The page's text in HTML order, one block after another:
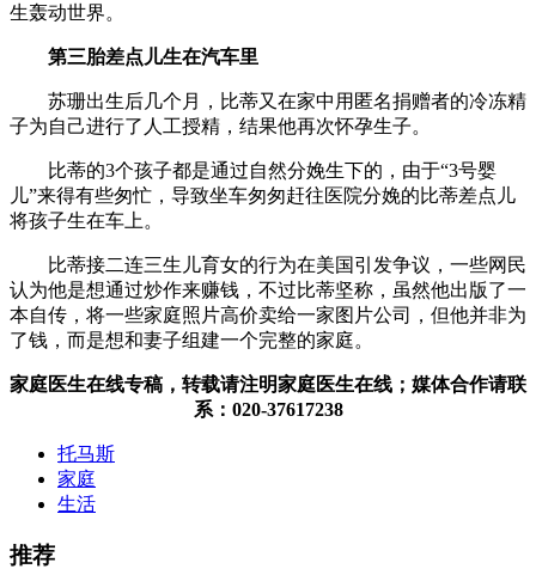
生轰动世界。
第三胎差点儿生在汽车里
苏珊出生后几个月，比蒂又在家中用匿名捐赠者的冷冻精
子为自己进行了人工授精，结果他再次怀孕生子。
比蒂的3个孩子都是通过自然分娩生下的，由于“3号婴
儿”来得有些匆忙，导致坐车匆匆赶往医院分娩的比蒂差点儿
将孩子生在车上。
比蒂接二连三生儿育女的行为在美国引发争议，一些网民
认为他是想通过炒作来赚钱，不过比蒂坚称，虽然他出版了一
本自传，将一些家庭照片高价卖给一家图片公司，但他并非为
了钱，而是想和妻子组建一个完整的家庭。
家庭医生在线专稿，转载请注明家庭医生在线；媒体合作请联
系：020-37617238
托马斯
家庭
生活
推荐